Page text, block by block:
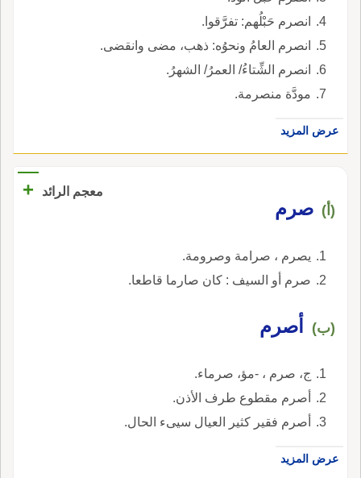
انصرم حَبْلُهم: تفرَّقوا.
انصرم العامُ ونحوُه: ذهب، مضى وانقضى.
انصرم الشِّتاءُ/ العمرُ/ الشهرُ.
مودَّة منصرمة.
عرض المزيد
معجم الرائد +
(أ) صرم
يصرم ، صرامة وصرومة.
صرم أو السيف : كان صارما قاطعا.
(ب) أصرم
ج، صرم ، -مؤ، صرماء.
أصرم مقطوع طرف الأذن.
أصرم فقير كثير العيال سيىء الحال.
عرض المزيد